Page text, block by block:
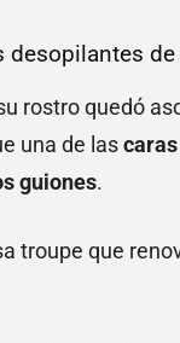
rostro quedó
una de las
guiones.
troupe que